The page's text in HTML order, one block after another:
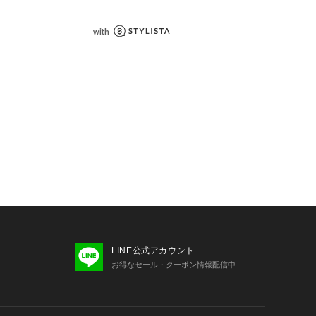
LINE公式アカウント
お得なセール・クーポン情報配信中